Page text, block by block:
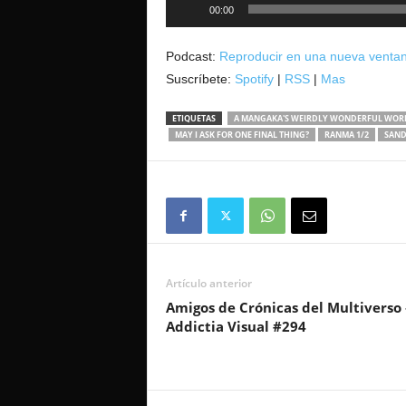
00:00
Podcast: Reproducir en una nueva
Suscríbete: Spotify| RSS| Mas
ETIQUETAS A MANGAKA'S WEIRDLY WONDERFUL
MAY I ASK FOR ONE FINAL THING?
RANMA 1/2
Artículo anterior
Amigos de Crónicas del Multiverso
Addictia Visual #294